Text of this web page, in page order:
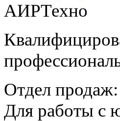
АИРТехно
Отдел продаж:
Для работы с